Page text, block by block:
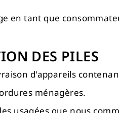
en tant que
DES PILES
d'appareils
ménagères.